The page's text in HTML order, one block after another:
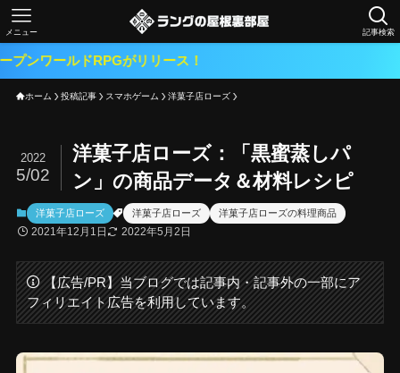
記事検索
メニュー
がリリース！
ホーム 投稿記事 スマホゲーム 洋菓子店ローズ
洋菓子店ローズ：「黒蜜蒸しパ
ン」の商品データ＆材料レシピ
2022
5/02
洋菓子店ローズ 洋菓子店ローズ 洋菓子店ローズの料理商品
2021年12月1日 2022年5月2日
【広告/PR】当ブログでは記事内・記事外の一部にア
フィリエイト広告を利用しています。